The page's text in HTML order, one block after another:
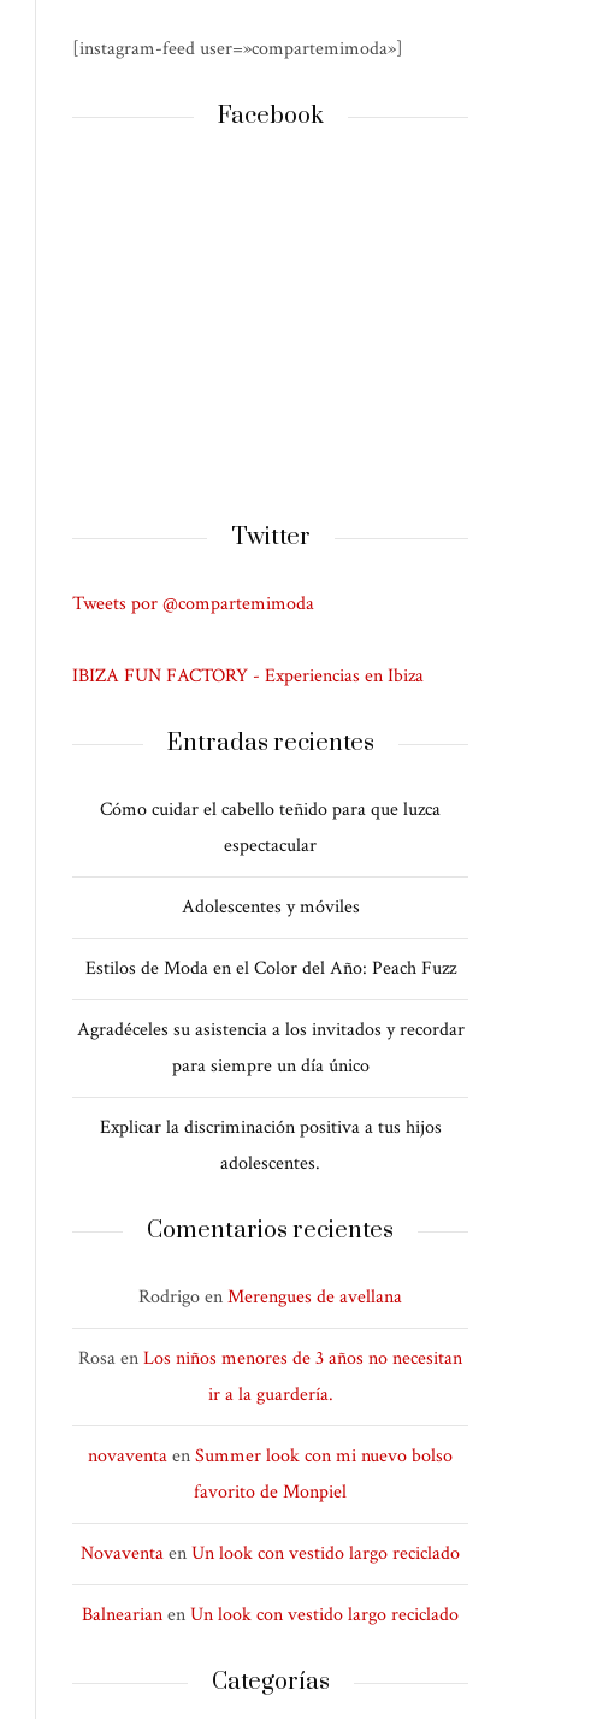
[instagram-feed user=»compartemimoda»]
Facebook
Twitter
Tweets por @compartemimoda
IBIZA FUN FACTORY - Experiencias en Ibiza
Entradas recientes
Cómo cuidar el cabello teñido para que luzca
espectacular
Adolescentes y móviles
Estilos de Moda en el Color del Año: Peach Fuzz
Agradéceles su asistencia a los invitados y recordar
para siempre un día único
Explicar la discriminación positiva a tus hijos
adolescentes.
Comentarios recientes
RodrigoenMerengues de avellana
RosaenLos niños menores de 3 años no necesitan
ir a la guardería.
novaventaenSummer look con mi nuevo bolso
favorito de Monpiel
NovaventaenUn look con vestido largo reciclado
BalnearianenUn look con vestido largo reciclado
Categorías